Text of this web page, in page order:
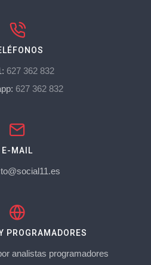
627 362 832
627 362 832
E-MAIL
PROGRAMADORES
analistas programadores